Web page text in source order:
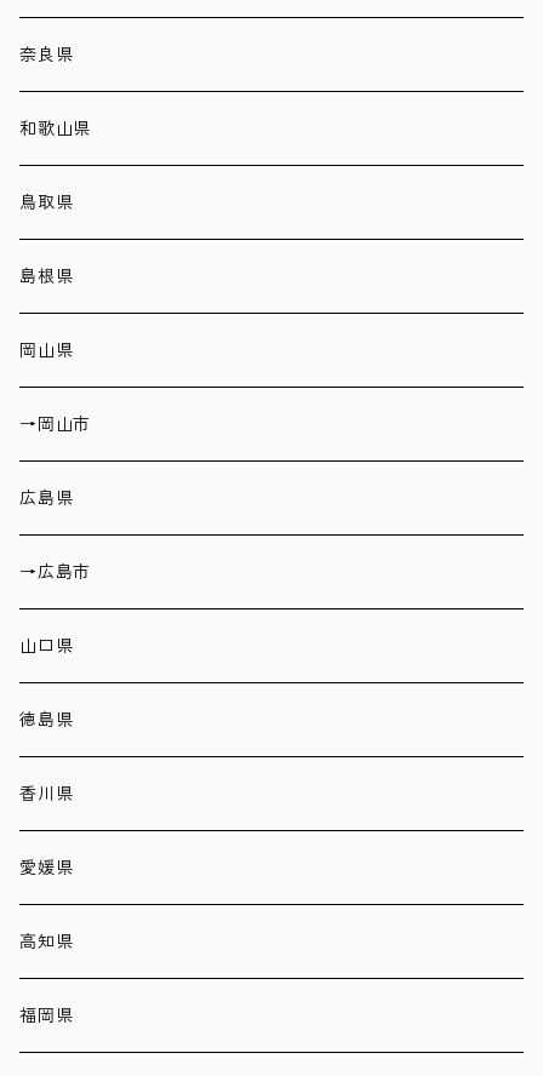
奈良県
和歌山県
鳥取県
島根県
岡山県
→岡山市
広島県
→広島市
山口県
徳島県
香川県
愛媛県
高知県
福岡県